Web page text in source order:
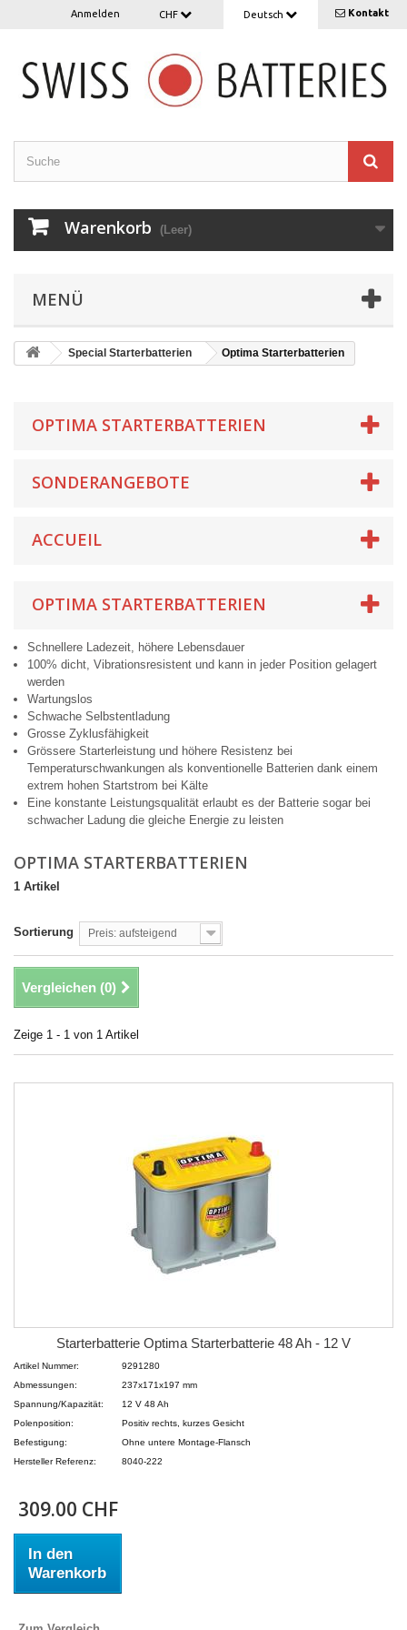
Kontakt
Deutsch
CHF
Anmelden
Warenkorb (Leer)
MENÜ
Special Starterbatterien Optima Starterbatterien
OPTIMA STARTERBATTERIEN
SONDERANGEBOTE
ACCUEIL
OPTIMA STARTERBATTERIEN
Schnellere Ladezeit, höhere Lebensdauer
100% dicht, Vibrationsresistent und kann in jeder Position gelagert
werden
Wartungslos
Schwache Selbstentladung
Grosse Zyklusfähigkeit
Grössere Starterleistung und höhere Resistenz bei
Temperaturschwankungen als konventionelle Batterien dank einem
extrem hohen Startstrom bei Kälte
Eine konstante Leistungsqualität erlaubt es der Batterie sogar bei
schwacher Ladung die gleiche Energie zu leisten
OPTIMA STARTERBATTERIEN
1 Artikel
Sortierung Preis: aufsteigend
Vergleichen (0)
Zeige 1 - 1 von 1 Artikel
Starterbatterie Optima Starterbatterie 48 Ah - 12 V
Artikel Nummer:
9291280
Abmessungen:
237x171x197 mm
Spannung/Kapazität:
12 V 48 Ah
Polenposition:
Positiv rechts, kurzes Gesicht
Befestigung:
Ohne untere Montage-Flansch
Hersteller Referenz:
8040-222
309.00 CHF
In den
Warenkorb